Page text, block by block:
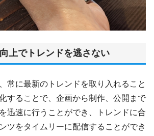
上でトレンドを逃さない
常に最新のトレンドを取り入れること
することで、企画から制作、公開まで
迅速に行うことができ、トレンドに合
ツをタイムリーに配信することができ